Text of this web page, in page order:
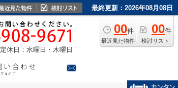
最終更新：2026年08月08日
00件
最近見た物件
00件
検討リスト
定休日：水曜日・木曜日